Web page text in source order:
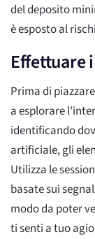
del deposito
è esposto al
Effettuare
Prima di
a esplorare
identificando
artificiale, gli
Utilizza le
basate sui
modo da poter
ti senti a tuo